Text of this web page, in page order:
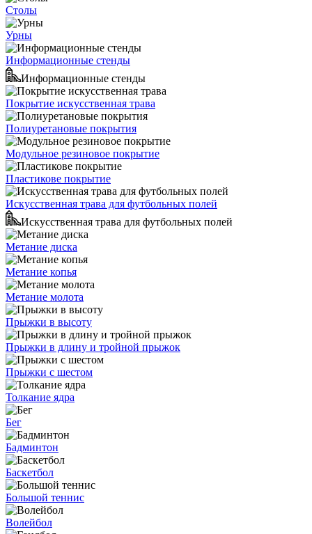
Столы
Урны
Информационные стенды
Информационные стенды
Покрытие искусственная трава
Полиуретановые покрытия
Модульное резиновое покрытие
Пластикове покрытие
Искусственная трава для футбольных полей
Искусственная трава для футбольных полей
Метание диска
Метание копья
Метание молота
Прыжки в высоту
Прыжки в длину и тройной прыжок
Прыжки с шестом
Толкание ядра
Бег
Бадминтон
Баскетбол
Большой теннис
Волейбол